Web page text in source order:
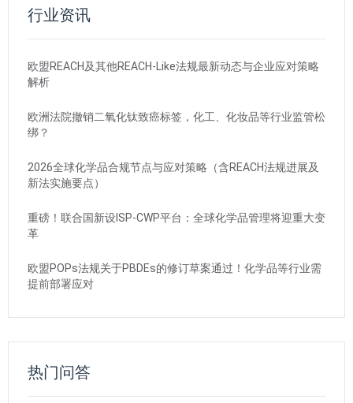
行业资讯
欧盟REACH及其他REACH-Like法规最新动态与企业应对策略
解析
欧洲法院撤销二氧化钛致癌标签，化工、化妆品等行业监管松
绑？
2026全球化学品合规节点与应对策略（含REACH法规进展及
新法实施要点）
重磅！联合国新设ISP-CWP平台：全球化学品管理将迎重大变
革
欧盟POPs法规关于PBDEs的修订草案通过！化学品等行业需
提前部署应对
热门问答